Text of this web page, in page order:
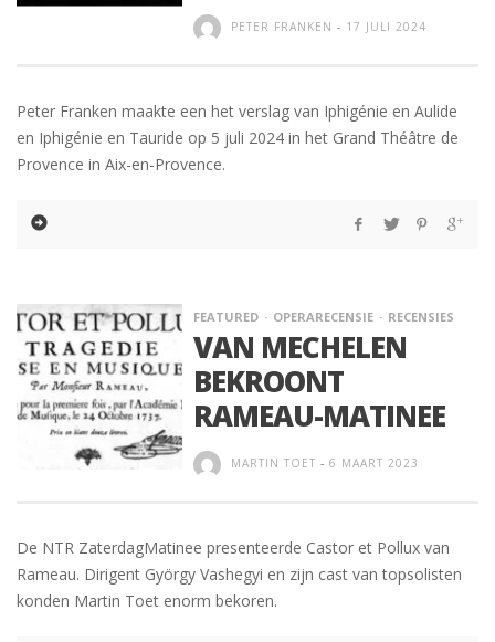
PETER FRANKEN - 17 JULI 2024
Peter Franken maakte een het verslag van Iphigénie en Aulide
en Iphigénie en Tauride op 5 juli 2024 in het Grand Théâtre de
Provence in Aix-en-Provence.
FEATURED OPERARECENSIE RECENSIES
VAN MECHELEN
BEKROONT
RAMEAU-MATINEE
MARTIN TOET - 6 MAART 2023
De NTR ZaterdagMatinee presenteerde Castor et Pollux van
Rameau. Dirigent György Vashegyi en zijn cast van topsolisten
konden Martin Toet enorm bekoren.